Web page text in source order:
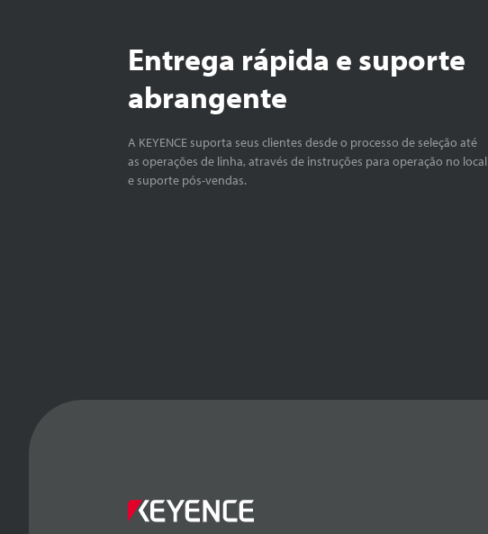
Entrega rápida e suporte
abrangente
A KEYENCE suporta seus clientes desde o processo de seleção até
as operações de linha, através de instruções para operação no local
e suporte pós-vendas.